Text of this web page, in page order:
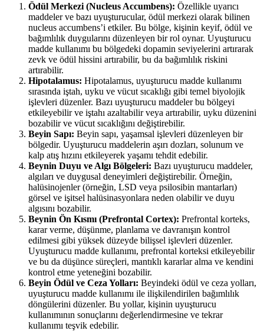
Ödül Merkezi (Nucleus Accumbens): Özellikle uyarıcı
maddeler ve bazı uyuşturucular, ödül merkezi olarak bilinen
nucleus accumbens’i etkiler. Bu bölge, kişinin keyif, ödül ve
bağımlılık duygularını düzenleyen bir rol oynar. Uyuşturucu
madde kullanımı bu bölgedeki dopamin seviyelerini artırarak
zevk ve ödül hissini artırabilir, bu da bağımlılık riskini
artırabilir.
Hipotalamus: Hipotalamus, uyuşturucu madde kullanımı
sırasında iştah, uyku ve vücut sıcaklığı gibi temel biyolojik
işlevleri düzenler. Bazı uyuşturucu maddeler bu bölgeyi
etkileyebilir ve iştahı azaltabilir veya artırabilir, uyku düzenini
bozabilir ve vücut sıcaklığını değiştirebilir.
Beyin Sapı: Beyin sapı, yaşamsal işlevleri düzenleyen bir
bölgedir. Uyuşturucu maddelerin aşırı dozları, solunum ve
kalp atış hızını etkileyerek yaşamı tehdit edebilir.
Beynin Duyu ve Algı Bölgeleri: Bazı uyuşturucu maddeler,
algıları ve duygusal deneyimleri değiştirebilir. Örneğin,
halüsinojenler (örneğin, LSD veya psilosibin mantarları)
görsel ve işitsel halüsinasyonlara neden olabilir ve duyu
algısını bozabilir.
Beynin Ön Kısmı (Prefrontal Cortex): Prefrontal korteks,
karar verme, düşünme, planlama ve davranışın kontrol
edilmesi gibi yüksek düzeyde bilişsel işlevleri düzenler.
Uyuşturucu madde kullanımı, prefrontal korteksi etkileyebilir
ve bu da düşünce süreçleri, mantıklı kararlar alma ve kendini
kontrol etme yeteneğini bozabilir.
Beyin Ödül ve Ceza Yolları: Beyindeki ödül ve ceza yolları,
uyuşturucu madde kullanımı ile ilişkilendirilen bağımlılık
döngülerini düzenler. Bu yollar, kişinin uyuşturucu
kullanımının sonuçlarını değerlendirmesine ve tekrar
kullanımı teşvik edebilir.